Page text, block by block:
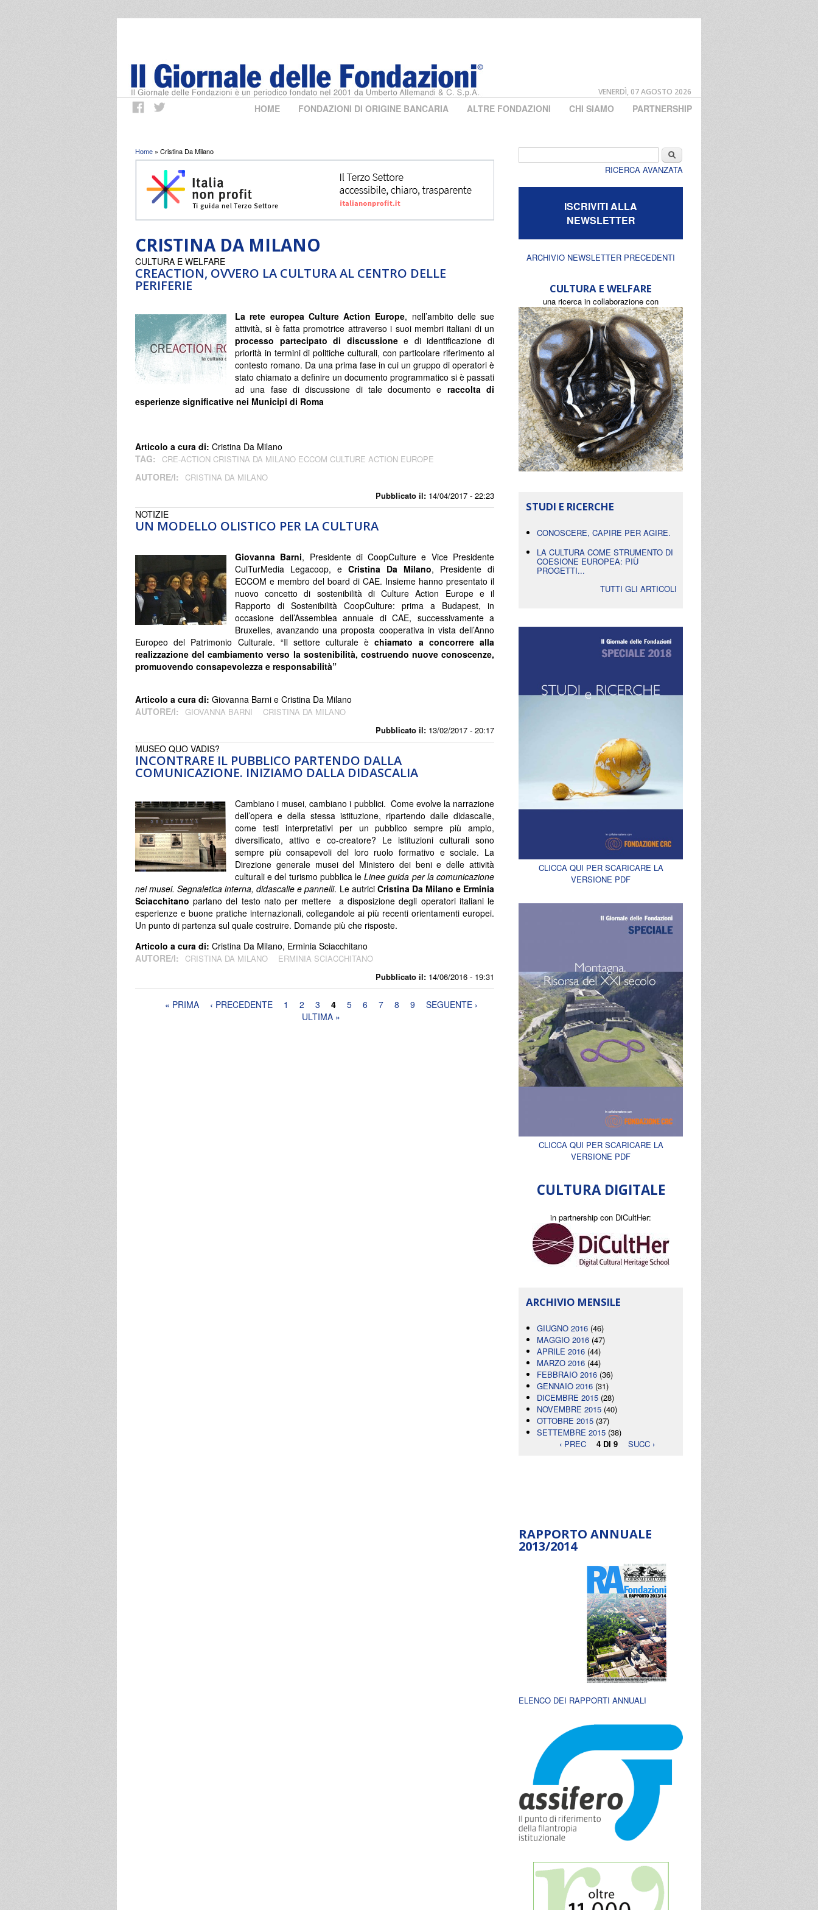
VENERDÌ, 07 AGOSTO 2026
HOME FONDAZIONI DI ORIGINE BANCARIA ALTRE FONDAZIONI CHI SIAMO PARTNERSHIP
Tu sei qui
Home » Cristina Da Milano
CRISTINA DA MILANO
CREACTION, OVVERO LA CULTURA AL CENTRO DELLE
PERIFERIE
Pubblicato il: 14/04/2017 - 22:23
CULTURA E WELFARE
La rete europea Culture Action Europe, nell’ambito delle sue
attività, si è fatta promotrice attraverso i suoi membri italiani di un
processo partecipato di discussionee di identificazione di
priorità in termini di politiche culturali, con particolare riferimento al
contesto romano. Da una prima fase in cui un gruppo di operatori è
stato chiamato a definire un documento programmatico si è passati
ad una fase di discussione di tale documento e raccolta di
esperienze significative nei Municipi di Roma
Articolo a cura di: Cristina Da Milano
TAG:
CRE-ACTION CRISTINA DA MILANO ECCOM CULTURE ACTION EUROPE
AUTORE/I: CRISTINA DA MILANO
UN MODELLO OLISTICO PER LA CULTURA
Pubblicato il: 13/02/2017 - 20:17
NOTIZIE
Giovanna Barni, Presidente di CoopCulture e Vice Presidente
CulTurMedia Legacoop, e Cristina Da Milano, Presidente di
ECCOM e membro del board di CAE. Insieme hanno presentato il
nuovo concetto di sostenibilità di Culture Action Europe e il
Rapporto di Sostenibilità CoopCulture: prima a Budapest, in
occasione dell’Assemblea annuale di CAE, successivamente a
Bruxelles, avanzando una proposta cooperativa in vista dell’Anno
Europeo del Patrimonio Culturale. “Il settore culturale èchiamato a concorrere alla
realizzazione del cambiamento verso la sostenibilità, costruendo nuove conoscenze,
promuovendo consapevolezza e responsabilità”
Articolo a cura di: Giovanna Barni e Cristina Da Milano
AUTORE/I: GIOVANNA BARNI CRISTINA DA MILANO
INCONTRARE IL PUBBLICO PARTENDO DALLA
COMUNICAZIONE. INIZIAMO DALLA DIDASCALIA
Pubblicato il: 14/06/2016 - 19:31
MUSEO QUO VADIS?
Cambiano i musei, cambiano i pubblici. Come evolve la narrazione
dell’opera e della stessa istituzione, ripartendo dalle didascalie,
come testi interpretativi per un pubblico sempre più ampio,
diversificato, attivo e co-creatore? Le istituzioni culturali sono
sempre più consapevoli del loro ruolo formativo e sociale. La
Direzione generale musei del Ministero dei beni e delle attività
culturali e del turismo pubblica leLinee guida per la comunicazione
nei musei. Segnaletica interna, didascalie e pannelli. Le autrici Cristina Da Milano e Erminia
Sciacchitano parlano del testo nato per mettere a disposizione degli operatori italiani le
esperienze e buone pratiche internazionali, collegandole ai più recenti orientamenti europei.
Un punto di partenza sul quale costruire. Domande più che risposte.
Articolo a cura di: Cristina Da Milano, Erminia Sciacchitano
AUTORE/I:
CRISTINA DA MILANO ERMINIA SCIACCHITANO
Pagine« PRIMA ‹ PRECEDENTE 1 2 3 4 5 6 7 8 9
SEGUENTE ›
ULTIMA »
Cerca
RICERCA AVANZATA
ISCRIVITI ALLA
NEWSLETTER
ARCHIVIO NEWSLETTER PRECEDENTI
CULTURA E WELFARE
una ricerca in collaborazione con
STUDI E RICERCHE
CONOSCERE, CAPIRE PER AGIRE.
LA CULTURA COME STRUMENTO DI
COESIONE EUROPEA: PIÙ
PROGETTI...
TUTTI GLI ARTICOLI
CLICCA QUI PER SCARICARE LA
VERSIONE PDF
CLICCA QUI PER SCARICARE LA
VERSIONE PDF
CULTURA DIGITALE
in partnership con DiCultHer:
ARCHIVIO MENSILE
GIUGNO 2016 (46)
MAGGIO 2016 (47)
APRILE 2016 (44)
MARZO 2016 (44)
FEBBRAIO 2016 (36)
GENNAIO 2016 (31)
DICEMBRE 2015 (28)
NOVEMBRE 2015 (40)
OTTOBRE 2015 (37)
SETTEMBRE 2015 (38)
‹ PREC
4 DI 9 SUCC ›
RAPPORTO ANNUALE
2013/2014
ELENCO DEI RAPPORTI ANNUALI